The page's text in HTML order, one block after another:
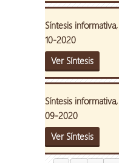
Síntesis
10-2020
Ver Síntesis
Síntesis
09-2020
Ver Síntesis